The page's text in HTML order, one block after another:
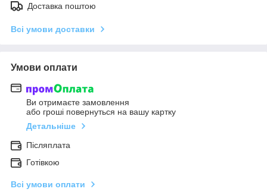
Доставка поштою
Всі умови доставки
Умови оплати
Ви отримаєте замовлення
або гроші повернуться на вашу картку
Детальніше
Післяплата
Готівкою
Всі умови оплати